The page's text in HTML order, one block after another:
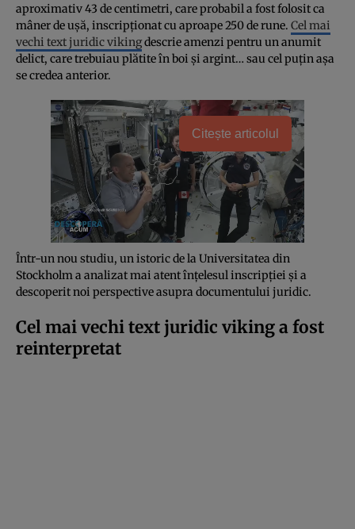
aproximativ 43 de centimetri, care probabil a fost folosit ca
mâner de ușă, inscripționat cu aproape 250 de rune. Cel mai
vechi text juridic vikingdescrie amenzi pentru un anumit
delict, care trebuiau plătite în boi și argint… sau cel puțin așa
se credea anterior.
Citește articolul
Într-un nou studiu, un istoric de la Universitatea din
Stockholm a analizat mai atent înțelesul inscripției și a
descoperit noi perspective asupra documentului juridic.
Cel mai vechi text juridic viking a fost
reinterpretat